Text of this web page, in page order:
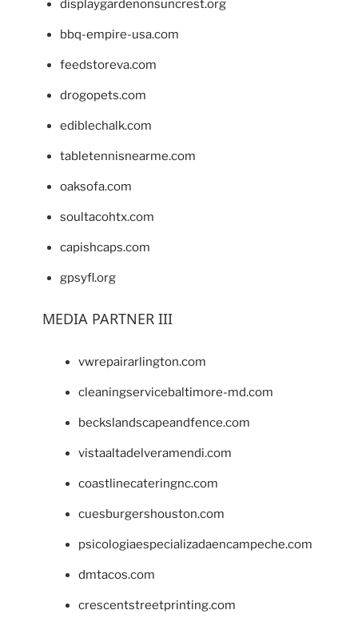
displaygardenonsuncrest.org
bbq-empire-usa.com
feedstoreva.com
drogopets.com
ediblechalk.com
tabletennisnearme.com
oaksofa.com
soultacohtx.com
capishcaps.com
gpsyfl.org
MEDIA PARTNER III
vwrepairarlington.com
cleaningservicebaltimore-md.com
beckslandscapeandfence.com
vistaaltadelveramendi.com
coastlinecateringnc.com
cuesburgershouston.com
psicologiaespecializadaencampeche.com
dmtacos.com
crescentstreetprinting.com